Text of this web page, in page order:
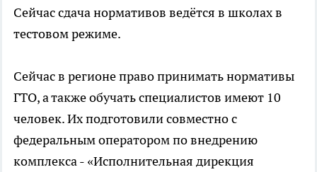
Сейчас сдача нормативов ведётся в школах в
тестовом режиме.
Сейчас в регионе право принимать нормативы
ГТО, а также обучать специалистов имеют 10
человек. Их подготовили совместно с
федеральным оператором по внедрению
комплекса - «Исполнительная дирекция